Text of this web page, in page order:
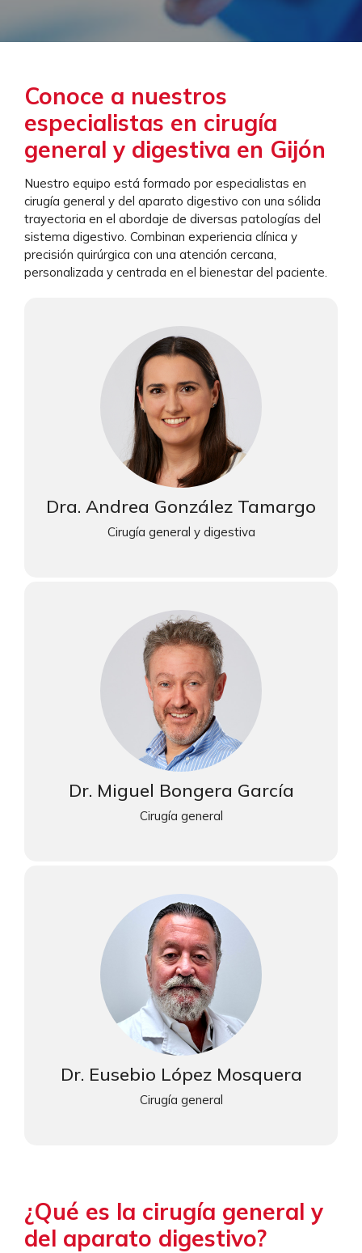
Conoce a nuestros
especialistas en cirugía
general y digestiva en Gijón
Nuestro equipo está formado por especialistas en
cirugía general y del aparato digestivo con una sólida
trayectoria en el abordaje de diversas patologías del
sistema digestivo. Combinan experiencia clínica y
precisión quirúrgica con una atención cercana,
personalizada y centrada en el bienestar del paciente.
Dra. Andrea González Tamargo
Cirugía general y digestiva
Dr. Miguel Bongera García
Cirugía general
Dr. Eusebio López Mosquera
Cirugía general
¿Qué es la cirugía general y
del aparato digestivo?